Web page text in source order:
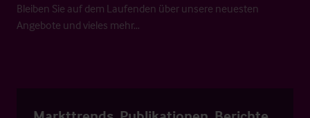
Bleiben Sie auf dem Laufenden über unsere neuesten
Angebote und vieles mehr…